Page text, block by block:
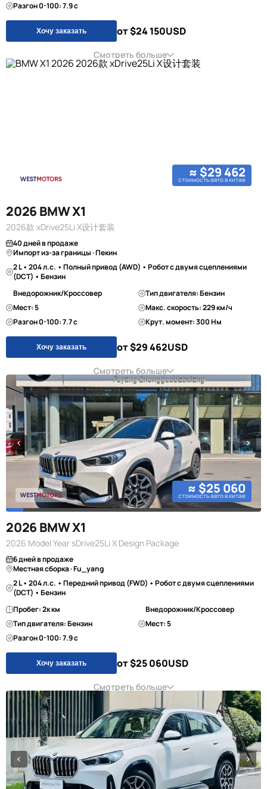
Разгон 0-100: 7.9 с
Хочу заказать от $24 150USD
Смотреть больше
≈ $29 462
стоимость авто в китае
2026 BMW X1
2026款 xDrive25Li X设计套装
40 дней в продаже
Импорт из-за границы · Пекин
2 L • 204 л.с. • Полный привод (AWD) • Робот с двумя сцеплениями
(DCT) • Бензин
Внедорожник/Кроссовер
Тип двигателя: Бензин
Мест: 5
Макс. скорость: 229 км/ч
Разгон 0-100: 7.7 с
Крут. момент: 300 Нм
Хочу заказать от $29 462USD
Смотреть больше
≈ $25 060
стоимость авто в китае
2026 BMW X1
2026 Model Year sDrive25Li X Design Package
6 дней в продаже
Местная сборка · Fu_yang
2 L • 204 л.с. • Передний привод (FWD) • Робот с двумя сцеплениями
(DCT) • Бензин
Пробег: 2к км
Внедорожник/Кроссовер
Тип двигателя: Бензин
Мест: 5
Разгон 0-100: 7.9 с
Хочу заказать от $25 060USD
Смотреть больше